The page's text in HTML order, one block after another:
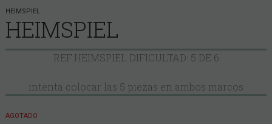
HEIMSPIEL
HEIMSPIEL
REF:HEIMSPIEL DIFICULTAD: 5 DE 6
intenta colocar las 5 piezas en ambos marcos
AGOTADO